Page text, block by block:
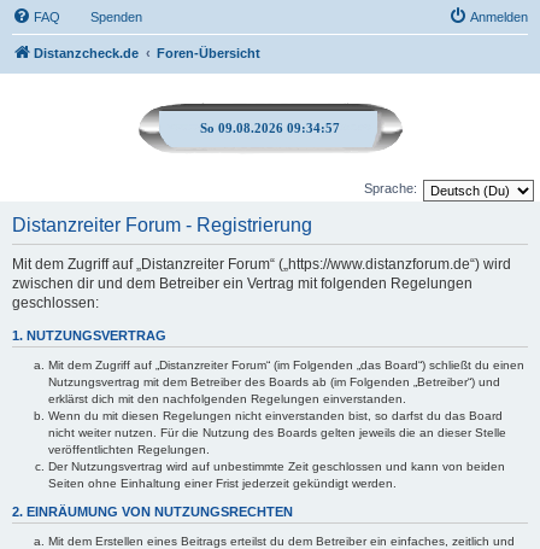
FAQ Spenden Anmelden
Distanzcheck.de Foren-Übersicht
So 09.08.2026 09:34:57
Sprache:
Distanzreiter Forum - Registrierung
Mit dem Zugriff auf „Distanzreiter Forum“ („https://www.distanzforum.de“) wird
zwischen dir und dem Betreiber ein Vertrag mit folgenden Regelungen
geschlossen:
1. NUTZUNGSVERTRAG
Mit dem Zugriff auf „Distanzreiter Forum“ (im Folgenden „das Board“) schließt du einen
Nutzungsvertrag mit dem Betreiber des Boards ab (im Folgenden „Betreiber“) und
erklärst dich mit den nachfolgenden Regelungen einverstanden.
Wenn du mit diesen Regelungen nicht einverstanden bist, so darfst du das Board
nicht weiter nutzen. Für die Nutzung des Boards gelten jeweils die an dieser Stelle
veröffentlichten Regelungen.
Der Nutzungsvertrag wird auf unbestimmte Zeit geschlossen und kann von beiden
Seiten ohne Einhaltung einer Frist jederzeit gekündigt werden.
2. EINRÄUMUNG VON NUTZUNGSRECHTEN
Mit dem Erstellen eines Beitrags erteilst du dem Betreiber ein einfaches, zeitlich und